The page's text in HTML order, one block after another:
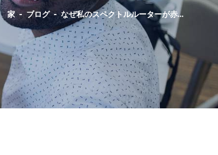
家 - ブログ - なぜ私のスペクトルルーターが赤...